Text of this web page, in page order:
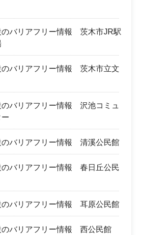
のバリアフリー情報 茨木市JR駅
のバリアフリー情報 茨木市立文
のバリアフリー情報 沢池コミュ
のバリアフリー情報 清溪公民館
のバリアフリー情報 春日丘公民
のバリアフリー情報 耳原公民館
のバリアフリー情報 西公民館